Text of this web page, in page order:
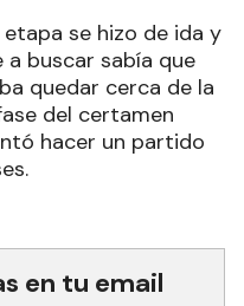
se hizo de ida y
a buscar sabía que
quedar cerca de la
del certamen
hacer un partido
en tu email